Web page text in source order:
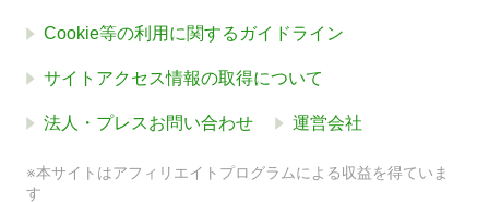
Cookie等の利用に関するガイドライン
サイトアクセス情報の取得について
法人・プレスお問い合わせ 運営会社
※本サイトはアフィリエイトプログラムによる収益を得ていま
す